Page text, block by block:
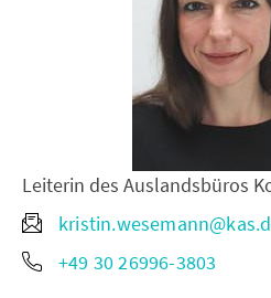
Leiterin des Auslandsbüros
+49 30 26996-3803